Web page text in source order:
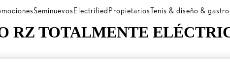
SeminuevosElectrifiedPropietariosTenis & diseño &
RZ TOTALMENTE